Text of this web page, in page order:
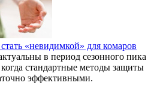
«невидимкой» для комаров
в период сезонного пика
стандартные методы защиты
эффективными.